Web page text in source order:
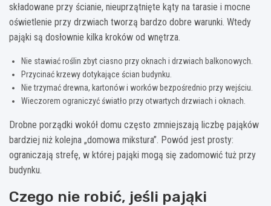
składowane przy ścianie, nieuprzątnięte kąty na tarasie i mocne
oświetlenie przy drzwiach tworzą bardzo dobre warunki. Wtedy
pająki są dosłownie kilka kroków od wnętrza.
Nie stawiać roślin zbyt ciasno przy oknach i drzwiach balkonowych.
Przycinać krzewy dotykające ścian budynku.
Nie trzymać drewna, kartonów i worków bezpośrednio przy wejściu.
Wieczorem ograniczyć światło przy otwartych drzwiach i oknach.
Drobne porządki wokół domu często zmniejszają liczbę pająków
bardziej niż kolejna „domowa mikstura”. Powód jest prosty:
ograniczają strefę, w której pająki mogą się zadomowić tuż przy
budynku.
Czego nie robić, jeśli pająki